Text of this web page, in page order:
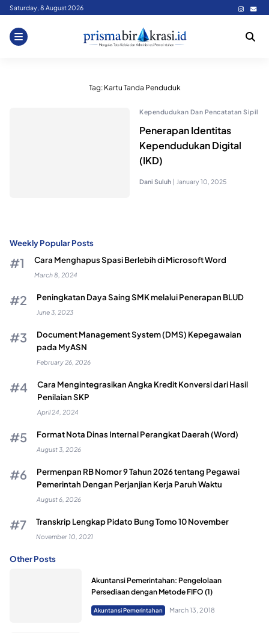
Skip
content
Saturday, 8 August 2026
Tag: Kartu Tanda Penduduk
Kependudukan Dan Pencatatan Sipil
Penerapan Identitas
Kependudukan Digital
(IKD)
Dani Suluh | January 10, 2025
Weekly Popular Posts
Cara Menghapus Spasi Berlebih di Microsoft Word
March 8, 2024
Peningkatan Daya Saing SMK melalui Penerapan BLUD
June 3, 2023
Document Management System (DMS) Kepegawaian
pada MyASN
February 26, 2026
Cara Mengintegrasikan Angka Kredit Konversi dari Hasil
Penilaian SKP
April 24, 2024
Format Nota Dinas Internal Perangkat Daerah (Word)
August 3, 2026
Permenpan RB Nomor 9 Tahun 2026 tentang Pegawai
Pemerintah Dengan Perjanjian Kerja Paruh Waktu
August 6, 2026
Transkrip Lengkap Pidato Bung Tomo 10 November
November 10, 2021
Other Posts
Akuntansi Pemerintahan: Pengelolaan
Persediaan dengan Metode FIFO (1)
Akuntansi Pemerintahan March 13, 2018